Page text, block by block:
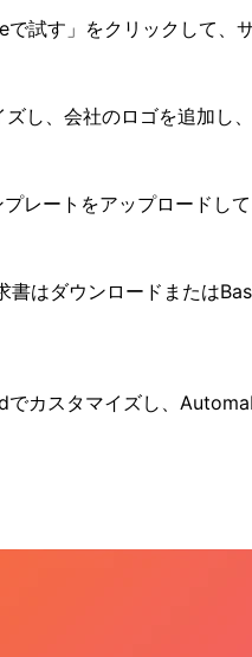
試す」をクリックして、
し、会社のロゴを追加し
レートをアップロードし
はダウンロードまたは
カスタマイズし、